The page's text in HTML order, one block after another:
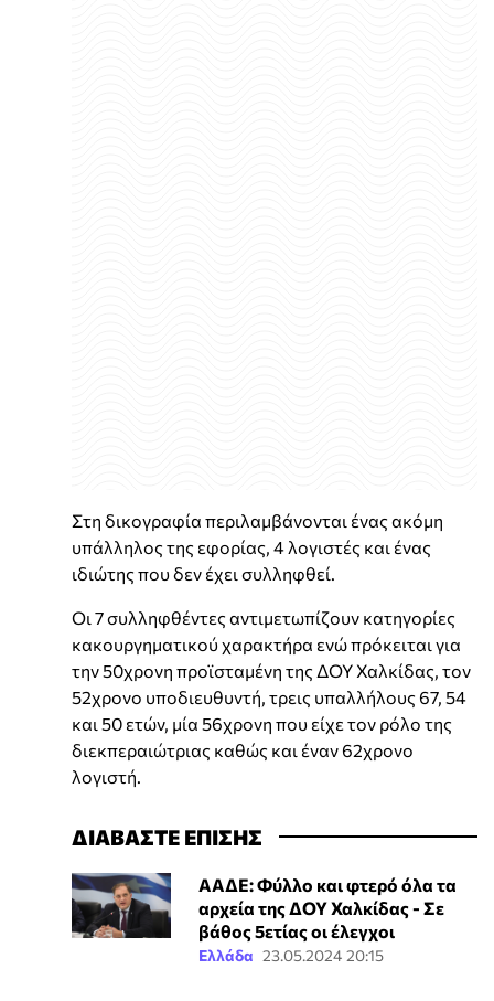
Στη δικογραφία περιλαμβάνονται ένας ακόμη
υπάλληλος της εφορίας, 4 λογιστές και ένας
ιδιώτης που δεν έχει συλληφθεί.
Οι 7 συλληφθέντες αντιμετωπίζουν κατηγορίες
κακουργηματικού χαρακτήρα ενώ πρόκειται για
την 50χρονη προϊσταμένη της ΔΟΥ Χαλκίδας, τον
52χρονο υποδιευθυντή, τρεις υπαλλήλους 67, 54
και 50 ετών, μία 56χρονη που είχε τον ρόλο της
διεκπεραιώτριας καθώς και έναν 62χρονο
λογιστή.
ΔΙΑΒΑΣΤΕ ΕΠΙΣΗΣ
ΑΑΔΕ: Φύλλο και φτερό όλα τα
αρχεία της ΔΟΥ Χαλκίδας - Σε
βάθος 5ετίας οι έλεγχοι
Ελλάδα 23.05.2024 20:15